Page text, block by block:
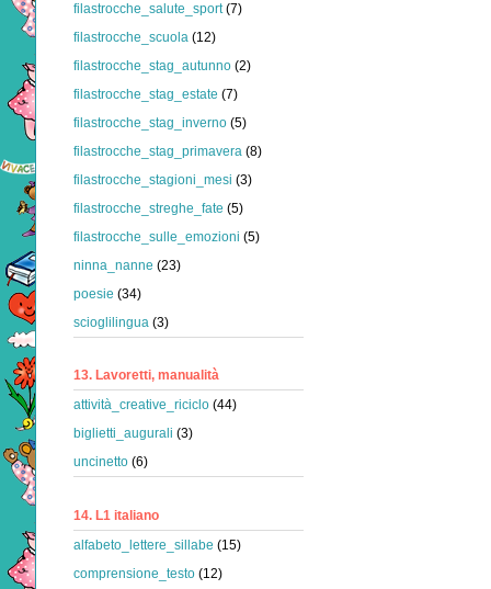
filastrocche_salute_sport (7)
filastrocche_scuola (12)
filastrocche_stag_autunno (2)
filastrocche_stag_estate (7)
filastrocche_stag_inverno (5)
filastrocche_stag_primavera (8)
filastrocche_stagioni_mesi (3)
filastrocche_streghe_fate (5)
filastrocche_sulle_emozioni (5)
ninna_nanne (23)
poesie (34)
scioglilingua (3)
13. Lavoretti, manualità
attività_creative_riciclo (44)
biglietti_augurali (3)
uncinetto (6)
14. L1 italiano
alfabeto_lettere_sillabe (15)
comprensione_testo (12)